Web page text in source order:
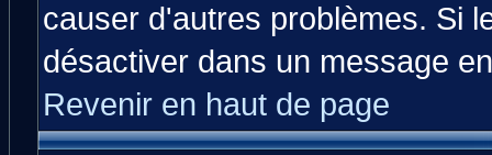
causer d'autres problèmes. Si
désactiver dans un message
Revenir en haut de page